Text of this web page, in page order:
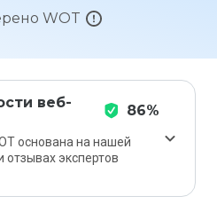
WOT
веб-
86%
основана на нашей
отзывах экспертов